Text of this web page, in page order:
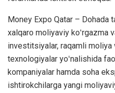
Money Expo Qatar – Dohada
xalqaro moliyaviy koʻrgazma
investitsiyalar, raqamli
texnologiyalar yoʻnalishida
kompaniyalar hamda soha
ishtirokchilarga yangi